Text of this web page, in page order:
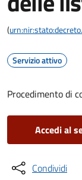
(
Servizio attivo
Procedimento di
Accedi al
Condividi